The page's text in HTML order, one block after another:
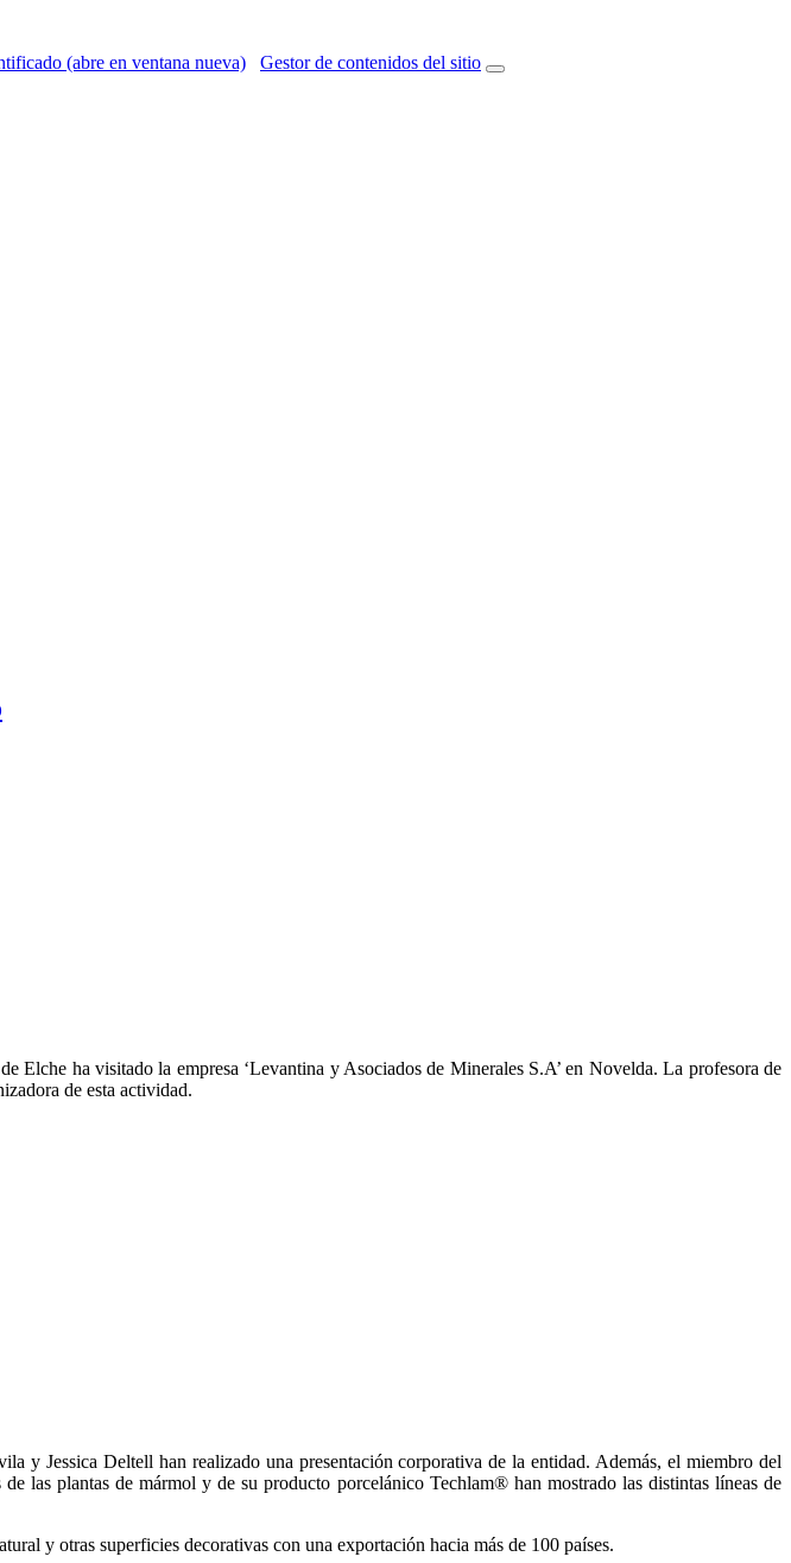
(abre en ventana nueva) Gestor de contenidos del sitio
ha visitado la empresa ‘Levantina y Asociados de Minerales S.A’ en Novelda. La profesora de
de esta actividad.
y Jessica Deltell han realizado una presentación corporativa de la entidad. Además, el miembro del
las plantas de mármol y de su producto porcelánico Techlam® han mostrado las distintas líneas de
y otras superficies decorativas con una exportación hacia más de 100 países.